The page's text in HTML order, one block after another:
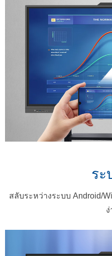
ระ
สลับระหว่างระบบ Android/
ง่